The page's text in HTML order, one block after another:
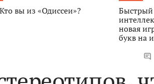
вы из «Одиссеи»?
Быстрый
новая
букв на